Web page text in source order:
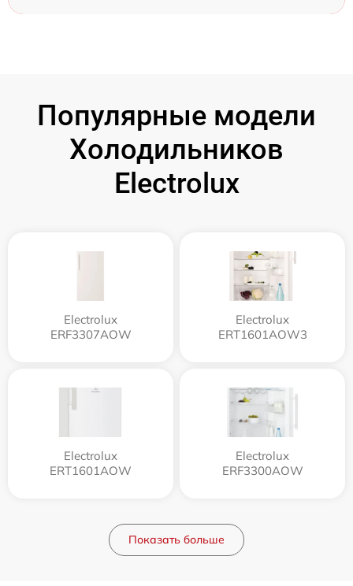
Популярные модели
Холодильников
Electrolux
Electrolux
ERF3307AOW
Electrolux
ERT1601AOW3
Electrolux
ERT1601AOW
Electrolux
ERF3300AOW
Показать больше